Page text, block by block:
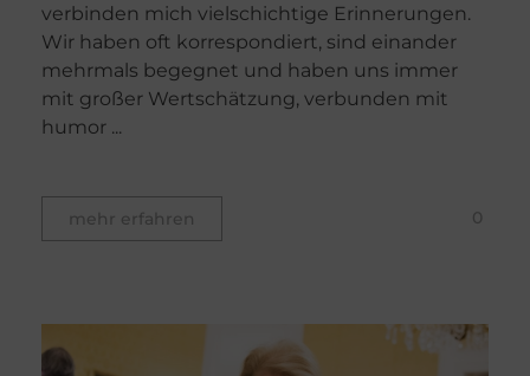
verbinden mich vielschichtige Erinnerungen.
Wir haben oft korrespondiert, sind einander
mehrmals begegnet und haben uns immer
mit großer Wertschätzung, verbunden mit
humor ...
mehr erfahren 0